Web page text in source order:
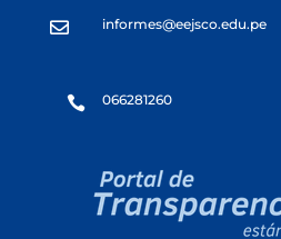
 informes@eejsco.edu.pe
 066281260